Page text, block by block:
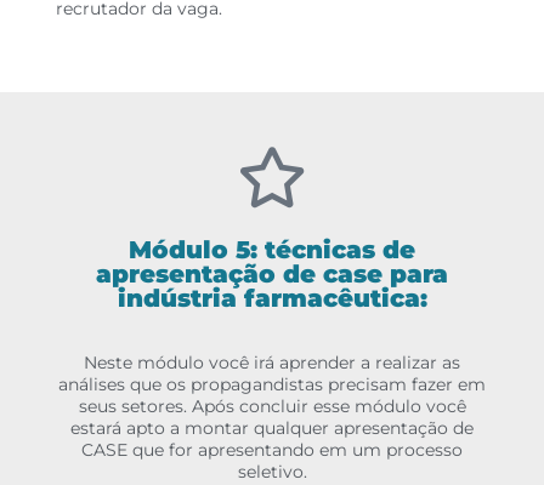
recrutador da vaga.
Módulo 5: técnicas de
apresentação de case para
indústria farmacêutica:
Neste módulo você irá aprender a realizar as
análises que os propagandistas precisam fazer em
seus setores. Após concluir esse módulo você
estará apto a montar qualquer apresentação de
CASE que for apresentando em um processo
seletivo.